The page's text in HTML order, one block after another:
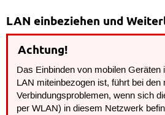
LAN einbeziehen und
Achtung!
Das Einbinden von mobilen Geräten
LAN miteinbezogen ist, führt bei den
Verbindungsproblemen, wenn sich
per WLAN) in diesem Netzwerk